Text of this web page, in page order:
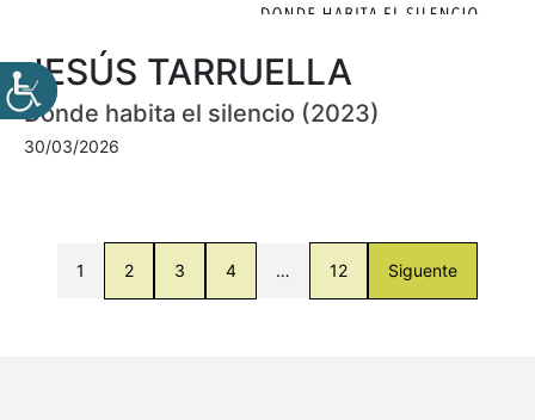
JESÚS TARRUELLA
Donde habita el silencio (2023)
30/03/2026
1 2 3 4 … 12 Siguente